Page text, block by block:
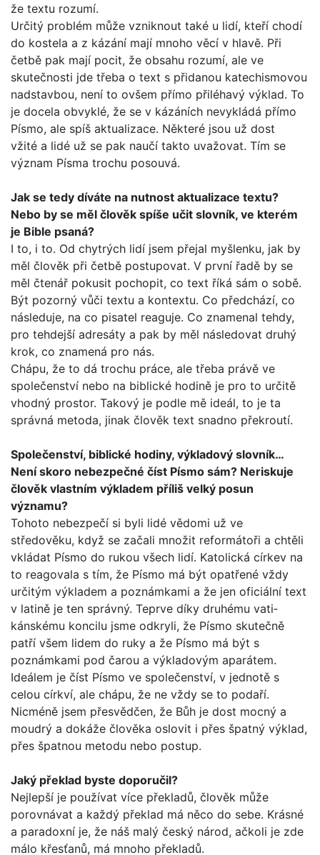
že textu rozumí.
Určitý problém může vzniknout také u lidí, kteří chodí
do kos­tela a z kázání mají mnoho věcí v hlavě. Při
četbě pak mají pocit, že obsahu rozumí, ale ve
skutečnosti jde třeba o text s přidanou katechismovou
nadstavbou, není to ovšem přímo přiléhavý výklad. To
je docela obvyklé, že se v kázáních nevy­kládá přímo
Písmo, ale spíš aktualizace. Některé jsou už dost
vžité a lidé už se pak naučí takto uvažovat. Tím se
význam Písma trochu posouvá.
Jak se tedy díváte na nutnost aktualizace textu?
Nebo by se měl člověk spíše učit slovník, ve kterém
je Bible psaná?
I to, i to. Od chytrých lidí jsem přejal myšlenku, jak by
měl člo­věk při četbě postupovat. V první řadě by se
měl čtenář poku­sit pochopit, co text říká sám o sobě.
Být pozorný vůči textu a kontextu. Co předchází, co
následuje, na co pisatel reaguje. Co znamenal tehdy,
pro tehdejší adresáty a pak by měl násle­dovat druhý
krok, co znamená pro nás.
Chápu, že to dá trochu práce, ale třeba právě ve
společenství nebo na biblické hodině je pro to určitě
vhodný prostor. Takový je podle mě ideál, to je ta
správná metoda, jinak člověk text snadno překroutí.
Společenství, biblické hodiny, výkladový slovník…
Není sko­ro nebezpečné číst Písmo sám? Neriskuje
člověk vlastním výkladem příliš velký posun
významu?
Tohoto nebezpečí si byli lidé vědomi už ve
středověku, když se začali množit reformátoři a chtěli
vkládat Písmo do rukou všech lidí. Katolická církev na
to reagovala s tím, že Písmo má být opatřené vždy
určitým výkladem a poznámkami a že jen oficiální text
v latině je ten správný. Teprve díky druhému vati­
kánskému koncilu jsme odkryli, že Písmo skutečně
patří všem lidem do ruky a že Písmo má být s
poznámkami pod čarou a výkladovým aparátem.
Ideálem je číst Písmo ve společenství, v jednotě s
celou církví, ale chápu, že ne vždy se to podaří.
Nicméně jsem přesvědčen, že Bůh je dost mocný a
moudrý a dokáže člověka oslovit i přes špatný výklad,
přes špatnou metodu nebo postup.
Jaký překlad byste doporučil?
Nejlepší je používat více překladů, člověk může
porovnávat a každý překlad má něco do sebe. Krásné
a paradoxní je, že náš malý český národ, ačkoli je zde
málo křesťanů, má mnoho překladů.